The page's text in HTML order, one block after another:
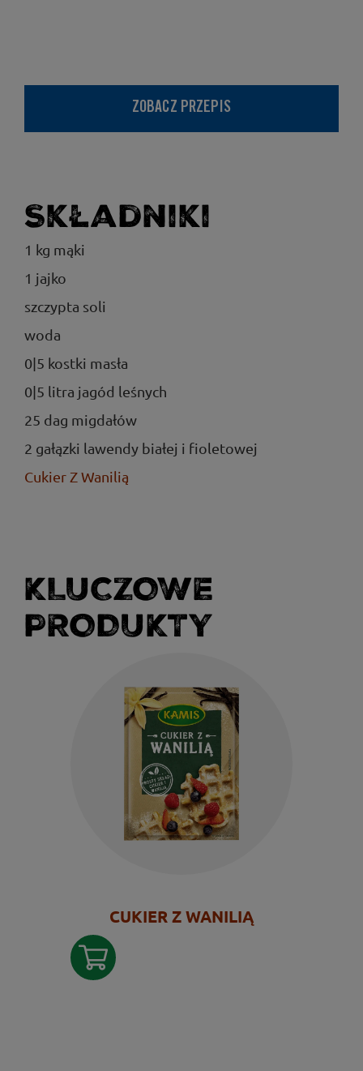
ZOBACZ PRZEPIS
Składniki
1 kg mąki
1 jajko
szczypta soli
woda
0|5 kostki masła
0|5 litra jagód leśnych
25 dag migdałów
2 gałązki lawendy białej i fioletowej
Cukier Z Wanilią
KLUCZOWE
PRODUKTY
CUKIER Z WANILIĄ